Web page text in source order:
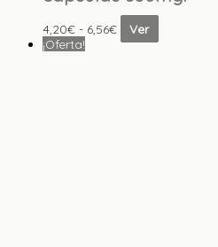
4,20€ - 6,56€
Ver
¡Oferta!